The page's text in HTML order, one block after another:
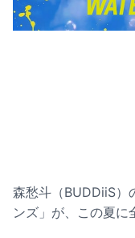
森愁斗（BUDDiiS）
ンズ」が、この夏に